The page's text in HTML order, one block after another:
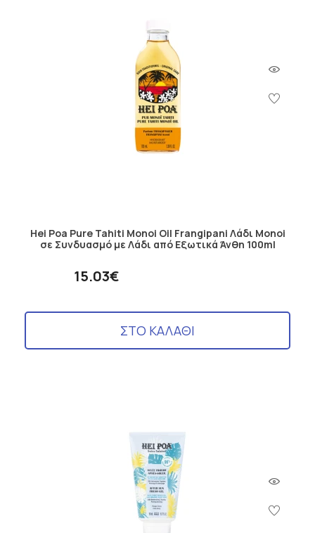
Hei Poa Pure Tahiti Monoi Oil Frangipani Λάδι Monoi
σε Συνδυασμό με Λάδι από Εξωτικά Άνθη 100ml
15.03€
ΣΤΟ ΚΑΛΑΘΙ